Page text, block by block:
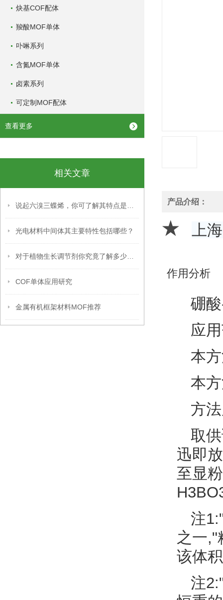
炔基COF配体
羧酸MOF单体
卟啉系列
含氮MOF单体
卤素系列
可定制MOF配体
查看更多
相关文章
光电材料中间体其主要特性包括哪些？
COF单体应用研究
金属有机框架材料MOF推荐
产品介绍：
★ 上
作用分析
硼
应
本
本
方
取
迅即
至显
注
之一,"
该体
注